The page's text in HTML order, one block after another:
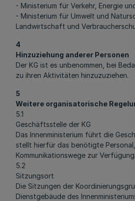
- Ministerium für Verkehr, Energie
- Ministerium für Umwelt und
Landwirtschaft und
4
Hinzuziehung anderer Personen
Der KG ist es unbenommen, bei
zu ihren Aktivitäten hinzuzuziehen.
5
Weitere organisatorische
5.1
Geschäftsstelle der KG
Das Innenministerium führt die
stellt hierfür das benötigte
Kommunikationswege zur Verfügung.
5.2
Sitzungsort
Die Sitzungen der
Dienstgebäude des